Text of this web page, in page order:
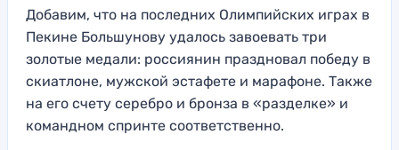
Добавим, что на последних Олимпийских играх в
Пекине Большунову удалось завоевать три
золотые медали: россиянин праздновал победу в
скиатлоне, мужской эстафете и марафоне. Также
на его счету серебро и бронза в «разделке» и
командном спринте соответственно.